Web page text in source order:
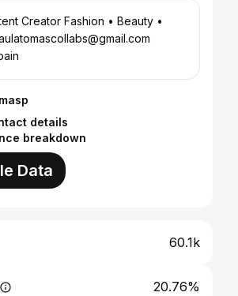
Creator Fashion • Beauty •
details
breakdown
Data
60.1k
20.76%